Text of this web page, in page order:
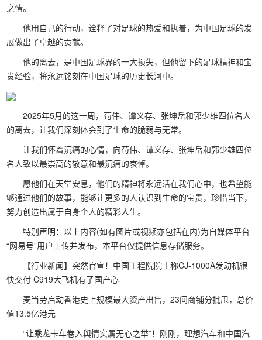
之情。
他用自己的行动，诠释了对足球的热爱和执着，为中国足球的发
展做出了卓越的贡献。
他的离去，是中国足球界的一大损失，但他留下的足球精神和宝
贵经验，将永远铭刻在中国足球的历史长河中。
2025年5月的这一周，苟伟、谭义存、张坤岳和郭少雄四位名人
的离去，让我们深刻体会到了生命的脆弱与无常。
让我们怀着沉痛的心情，向苟伟、谭义存、张坤岳和郭少雄四位
名人致以最崇高的敬意和最沉痛的哀悼。
愿他们在天堂安息，他们的精神将永远活在我们心中，也希望能
够通过他们的故事，能够让更多的人认识到生命的宝贵，珍惜当下，
努力创造出属于自身个人的精彩人生。
特别声明：以上内容(如有图片或视频亦包括在内)为自媒体平台
“网易号”用户上传并发布，本平台仅提供信息存储服务。
【行业新闻】突然官宣！中国工程院院士称CJ-1000A发动机很
快交付 C919大飞机有了国产心
麦当劳启动香港史上规模最大资产出售，23间商铺分批甩，总价
值13.5亿港元
“让乘龙卡车卷入舆情实属无心之举”！刚刚，理想汽车和中国汽